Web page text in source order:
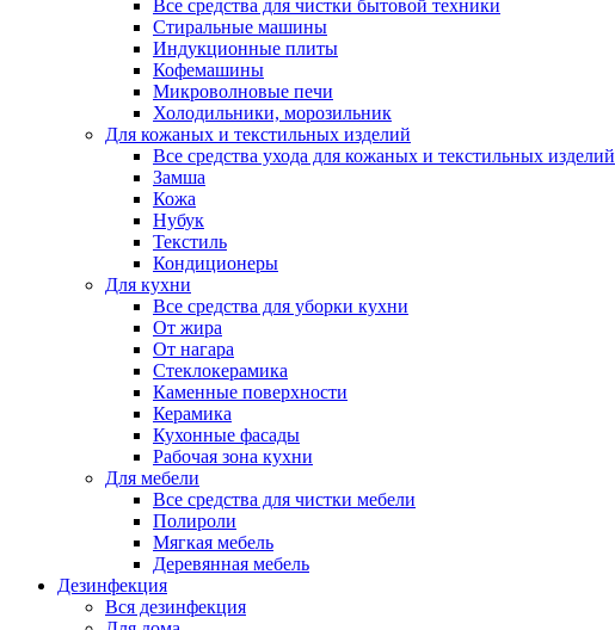
Все средства для чистки бытовой техники
Стиральные машины
Индукционные плиты
Кофемашины
Микроволновые печи
Холодильники, морозильник
Для кожаных и текстильных изделий
Все средства ухода для кожаных и текстильных изделий
Замша
Кожа
Нубук
Текстиль
Кондиционеры
Для кухни
Все средства для уборки кухни
От жира
От нагара
Стеклокерамика
Каменные поверхности
Керамика
Кухонные фасады
Рабочая зона кухни
Для мебели
Все средства для чистки мебели
Полироли
Мягкая мебель
Деревянная мебель
Дезинфекция
Вся дезинфекция